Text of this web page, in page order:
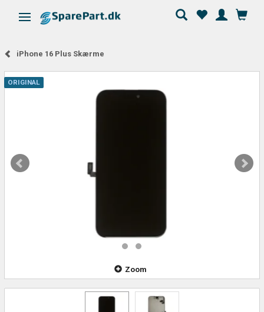
Skifte navigation
iPhone 16 Plus Skærme
ORIGINAL
Zoom